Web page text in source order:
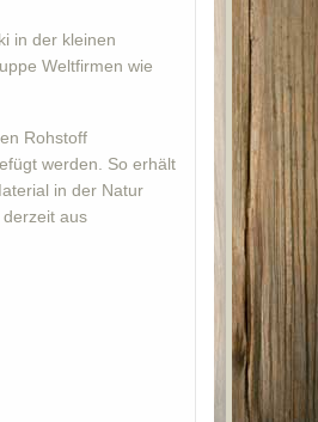
in der kleinen
Weltfirmen wie
Rohstoff
werden. So erhält
in der Natur
aus